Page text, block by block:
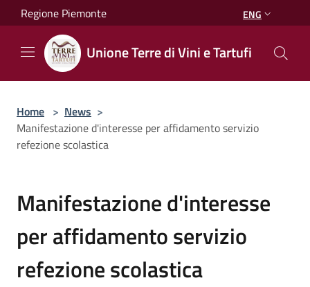
Salta al contenuto principale
Regione Piemonte ENG
Unione Terre di Vini e Tartufi
Home > News >
Manifestazione d'interesse per affidamento servizio
refezione scolastica
Manifestazione d'interesse
per affidamento servizio
refezione scolastica